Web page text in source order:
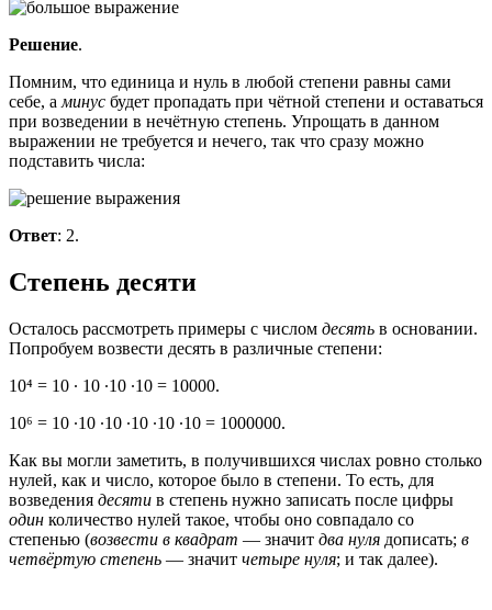
Решение.
Помним, что единица и нуль в любой степени равны сами
себе, а минус будет пропадать при чётной степени и оставаться
при возведении в нечётную степень. Упрощать в данном
выражении не требуется и нечего, так что сразу можно
подставить числа:
Ответ: 2.
Степень десяти
Осталось рассмотреть примеры с числом десять в основании.
Попробуем возвести десять в различные степени:
10⁴ = 10 ∙ 10 ∙10 ∙10 = 10000.
10⁶ = 10 ∙10 ∙10 ∙10 ∙10 ∙10 = 1000000.
Как вы могли заметить, в получившихся числах ровно столько
нулей, как и число, которое было в степени. То есть, для
возведения десяти в степень нужно записать после цифры
один количество нулей такое, чтобы оно совпадало со
степенью (возвести в квадрат — значит два нуля дописать; в
четвёртую степень — значит четыре нуля; и так далее).